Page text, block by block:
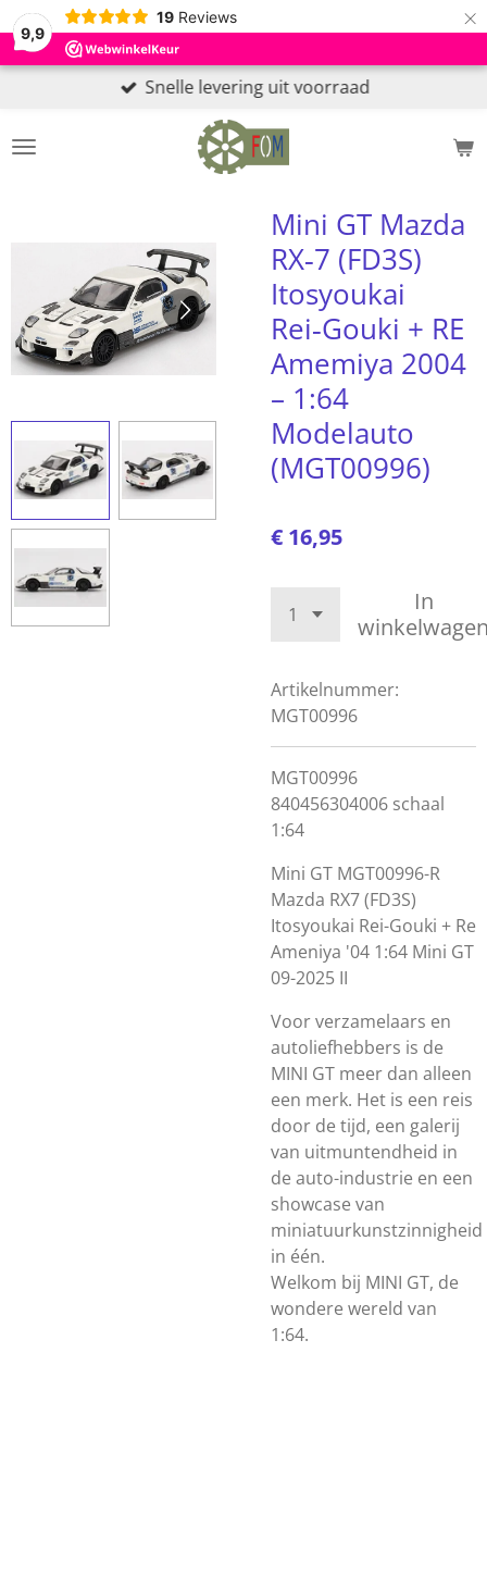
9,9
19 Reviews ×
Snelle levering uit voorraad
Mini GT Mazda
RX‑7 (FD3S)
Itosyoukai
Rei‑Gouki + RE
Amemiya 2004
– 1:64
Modelauto
(MGT00996)
€ 16,95
In
Artikelnummer:
MGT00996
MGT00996
840456304006 schaal
1:64
Mini GT MGT00996-R
Mazda RX7 (FD3S)
Itosyoukai Rei-Gouki + Re
Ameniya '04 1:64 Mini GT
09-2025 II
Voor verzamelaars en
autoliefhebbers is de
MINI GT meer dan alleen
een merk. Het is een reis
door de tijd, een galerij
van uitmuntendheid in
de auto-industrie en een
showcase van
miniatuurkunstzinnigheid
in één.
Welkom bij MINI GT, de
wondere wereld van
1:64.